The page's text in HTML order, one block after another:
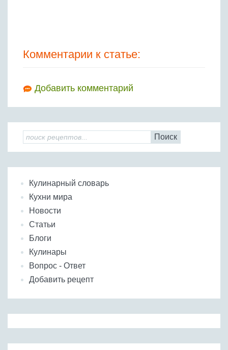
Комментарии к статье:
Добавить комментарий
Поиск
Кулинарный словарь
Кухни мира
Новости
Статьи
Блоги
Кулинары
Вопрос - Ответ
Добавить рецепт